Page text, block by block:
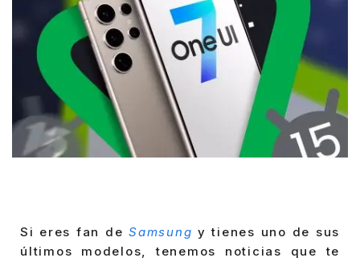
Si eres fan deSamsung y tienes uno de sus
últimos modelos, tenemos noticias que te